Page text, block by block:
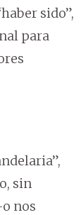
sido”,
para
sin
nos